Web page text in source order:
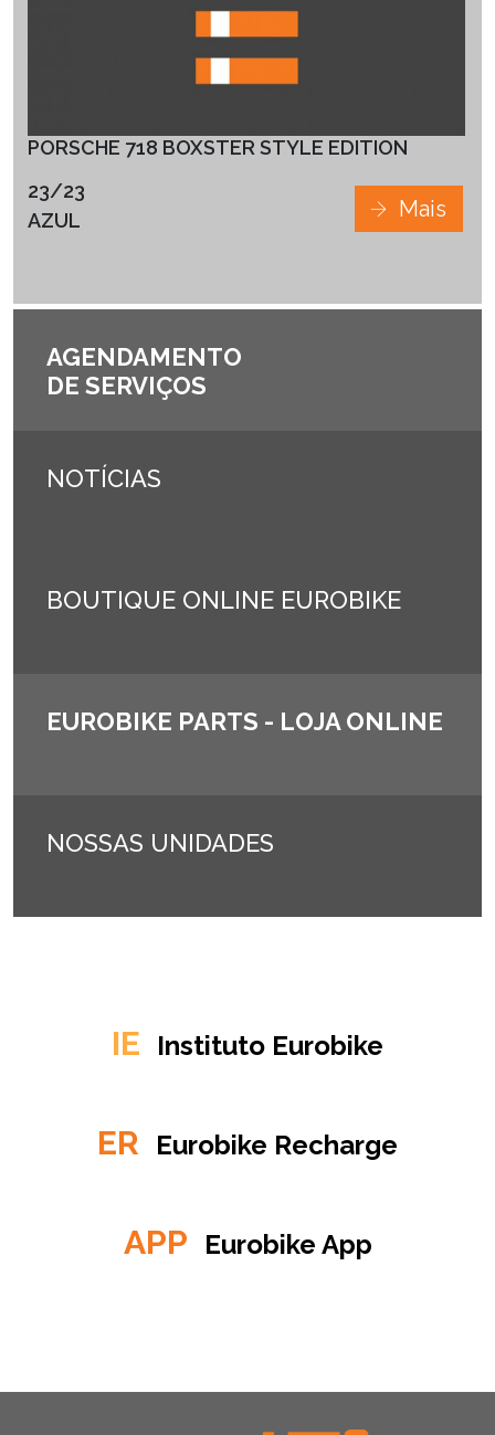
PORSCHE 718 BOXSTER STYLE EDITION
23/23
AZUL
Mais
AGENDAMENTO
DE SERVIÇOS
NOTÍCIAS
BOUTIQUE ONLINE EUROBIKE
EUROBIKE PARTS - LOJA ONLINE
NOSSAS UNIDADES
IE Instituto Eurobike
ER Eurobike Recharge
APP Eurobike App